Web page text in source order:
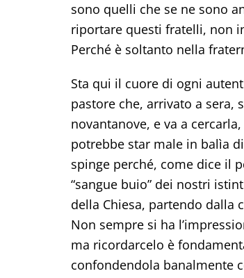
sono quelli che se ne sono
riportare questi fratelli, non
Perché è soltanto nella
Sta qui il cuore di ogni
pastore che, arrivato a sera,
novantanove, e va a
potrebbe star male in balìa
spinge perché, come dice il
“sangue buio” dei nostri
della Chiesa, partendo dalla
Non sempre si ha
ma ricordarcelo è
confondendola banalmente